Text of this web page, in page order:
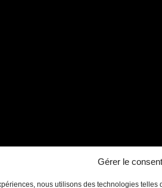
Gérer le
nous utilisons des technologies